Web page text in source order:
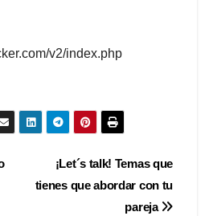
v2/index.php
¡Let´s talk! Temas que
tienes que abordar con tu
pareja